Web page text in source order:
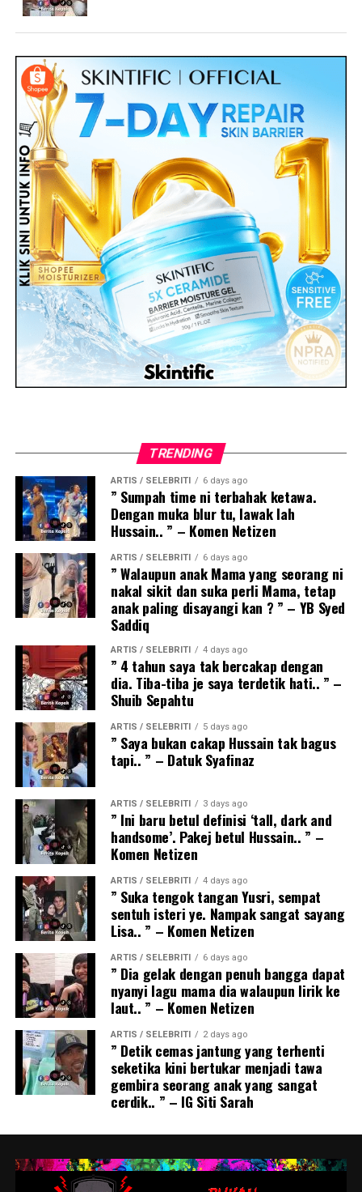
TRENDING
ARTIS / SELEBRITI 6 days ago
” Sumpah time ni terbahak ketawa.
Dengan muka blur tu, lawak lah
Hussain.. ” – Komen Netizen
ARTIS / SELEBRITI 6 days ago
” Walaupun anak Mama yang seorang ni
nakal sikit dan suka perli Mama, tetap
anak paling disayangi kan ? ” – YB Syed
Saddiq
ARTIS / SELEBRITI 4 days ago
” 4 tahun saya tak bercakap dengan
dia. Tiba-tiba je saya terdetik hati.. ” –
Shuib Sepahtu
ARTIS / SELEBRITI 5 days ago
” Saya bukan cakap Hussain tak bagus
tapi.. ” – Datuk Syafinaz
ARTIS / SELEBRITI 3 days ago
” Ini baru betul definisi ‘tall, dark and
handsome’. Pakej betul Hussain.. ” –
Komen Netizen
ARTIS / SELEBRITI 4 days ago
” Suka tengok tangan Yusri, sempat
sentuh isteri ye. Nampak sangat sayang
Lisa.. ” – Komen Netizen
ARTIS / SELEBRITI 6 days ago
” Dia gelak dengan penuh bangga dapat
nyanyi lagu mama dia walaupun lirik ke
laut.. ” – Komen Netizen
ARTIS / SELEBRITI 2 days ago
” Detik cemas jantung yang terhenti
seketika kini bertukar menjadi tawa
gembira seorang anak yang sangat
cerdik.. ” – IG Siti Sarah